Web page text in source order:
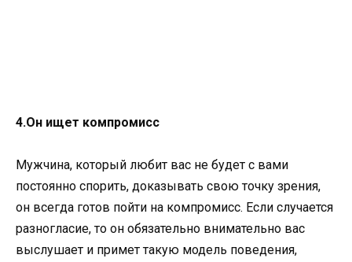
4.Он ищет компромисс
Мужчина, который любит вас не будет с вами
постоянно спорить, доказывать свою точку зрения,
он всегда готов пойти на компромисс. Если случается
разногласие, то он обязательно внимательно вас
выслушает и примет такую модель поведения,